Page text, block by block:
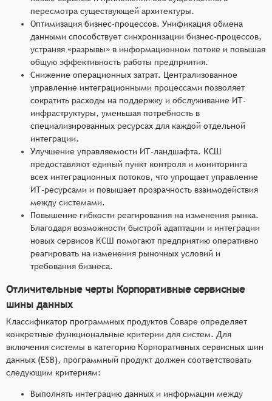
пересмотра существующей архитектуры.
Оптимизация бизнес-процессов. Унификация обмена
данными способствует синхронизации бизнес-процессов,
устраняя «разрывы» в информационном потоке и повышая
общую эффективность работы предприятия.
Снижение операционных затрат. Централизованное
управление интеграционными процессами позволяет
сократить расходы на поддержку и обслуживание ИТ-
инфраструктуры, уменьшая потребность в
специализированных ресурсах для каждой отдельной
интеграции.
Улучшение управляемости ИТ-ландшафта. КСШ
предоставляют единый пункт контроля и мониторинга
всех интеграционных потоков, что упрощает управление
ИТ-ресурсами и повышает прозрачность взаимодействия
между системами.
Повышение гибкости реагирования на изменения рынка.
Благодаря возможности быстрой адаптации и интеграции
новых сервисов КСШ помогают предприятию оперативно
реагировать на изменения рыночных условий и
требования бизнеса.
Отличительные черты Корпоративные сервисные
шины данных
Классификатор программных продуктов Соваре определяет
конкретные функциональные критерии для систем. Для
включения системы в категорию Корпоративных сервисных шин
данных (ESB), программный продукт должен соответствовать
следующим критериям:
Выполнять интеграцию данных и информации между